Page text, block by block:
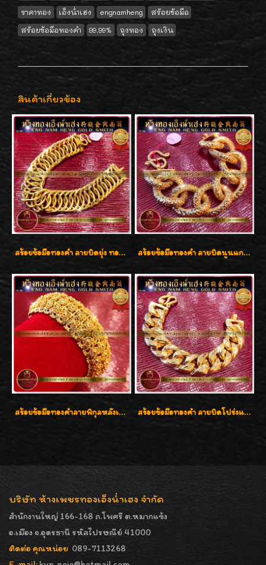
ราคาทอง
เอ็งน่ำเฮง engnamheng
สร้อยข้อมือ
สร้อยข้อมือทองคำ
99.99% ถุงทอง ถุงเงิน
สินค้าเกี่ยวข้อง
สร้อยข้อมือทองคำ ลายบิดยุ่ง ทองคำ 96.5% น้ำหนัก 3 บาท สวยน่าสะสมค่ะ สร้อยข้อมือทองคำ ลายบิดนูนแกะลาย ทองคำ 96.5% น้ำหนัก 5 บาท สวยค่ะ
สร้อยข้อมือทองคำลายพิกุลหลังเต่า น้ำหนัก 86.6g ( 5.71 บาท ) หน้ากว้าง 20 มิล สร้อยข้อมือทองคำ ลายบิดโปร่งแกะลาย ทองคำ 96.5% น้ำหนัก 5 บาท สวยค่ะ
บริษัท ห้างเพชรทองเอ็งน่ำเฮง จำกัด
สำนักงานใหญ่ 166-168 ถ.โพศรี ต.หมากแข้ง
อ.เมือง จ.อุดรธานี รหัสไปรษณีย์ 41000
ติดต่อ คุณหน่อย 089-7113268